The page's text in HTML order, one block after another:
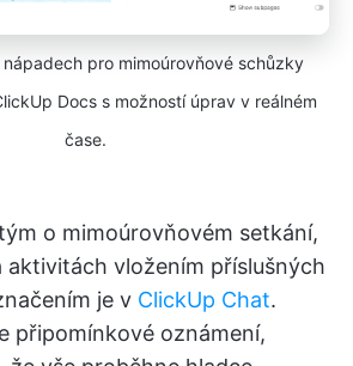
pro mimoúrovňové schůzky
Docs s možností úprav v reálném
čase.
o mimoúrovňovém setkání,
aktivitách vložením příslušných
je v ClickUp Chat.
připomínkové oznámení,